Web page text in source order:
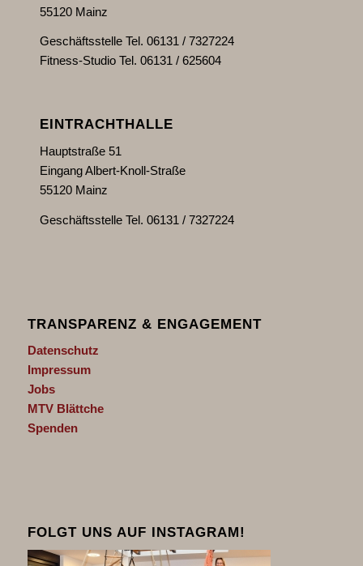
55120 Mainz
Geschäftsstelle Tel. 06131 / 7327224
Fitness-Studio Tel. 06131 / 625604
EINTRACHTHALLE
Hauptstraße 51
Eingang Albert-Knoll-Straße
55120 Mainz
Geschäftsstelle Tel. 06131 / 7327224
TRANSPARENZ & ENGAGEMENT
Datenschutz
Impressum
Jobs
MTV Blättche
Spenden
FOLGT UNS AUF INSTAGRAM!